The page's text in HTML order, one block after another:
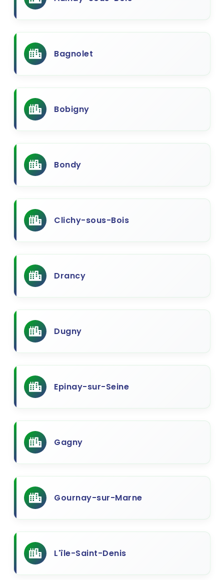
Bagnolet
Bobigny
Bondy
Clichy-sous-Bois
Drancy
Dugny
Epinay-sur-Seine
Gagny
Gournay-sur-Marne
L'île-Saint-Denis